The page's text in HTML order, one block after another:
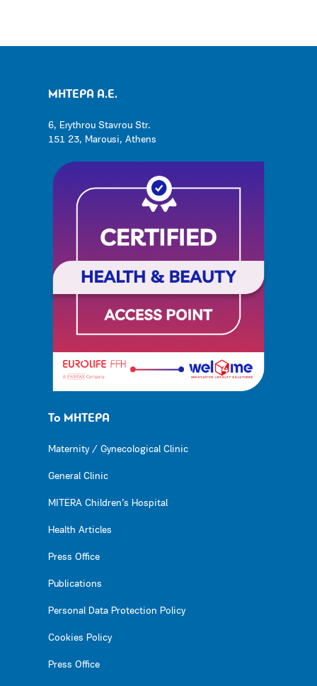
ΜΗΤΕΡΑ Α.Ε.
6, Erythrou Stavrou Str.
151 23, Marousi, Athens
Το ΜΗΤΕΡΑ
Maternity / Gynecological Clinic
General Clinic
MITERA Children’s Hospital
Health Articles
Press Office
Publications
Personal Data Protection Policy
Cookies Policy
Press Office